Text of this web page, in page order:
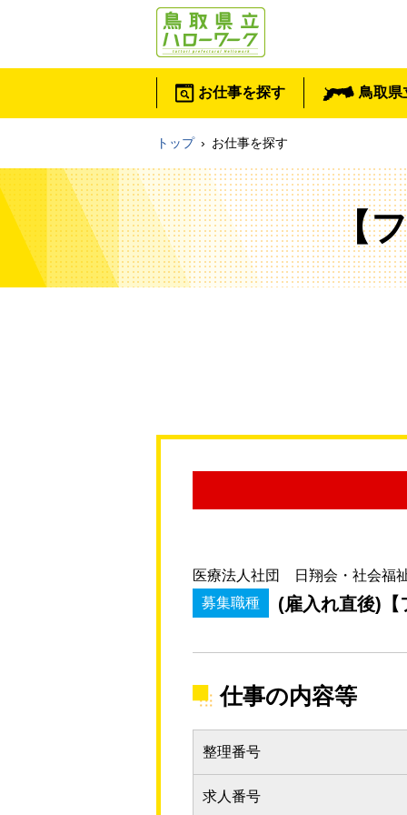
お仕事を探す 鳥取県
トップ › お仕事を探す
【
医療法人社団 日翔会・社会福
募集職種
(雇入れ直後)
仕事の内容等
整理番号
求人番号